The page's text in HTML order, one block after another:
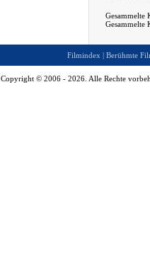
Filmindex | Berühmte
Copyright © 2006 - 2026. Alle Rechte